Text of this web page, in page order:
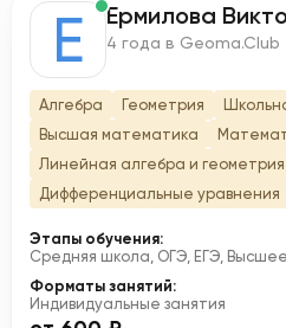
Е Ермилова
4 года в Geoma.Club
Алгебра Геометрия
Высшая математика
Линейная алгебра и геометрия
Дифференциальные уравнения
Этапы обучения:
Средняя школа, ОГЭ, ЕГЭ,
Форматы занятий:
Индивидуальные занятия